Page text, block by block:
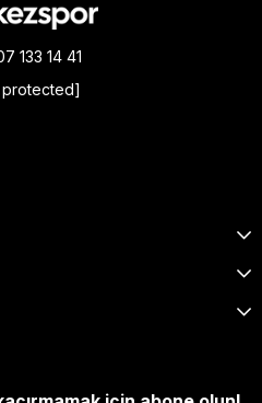
133 14 41
protected]